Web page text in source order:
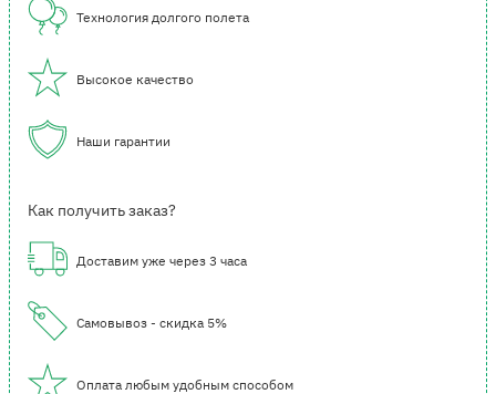
Технология долгого полета
Высокое качество
Наши гарантии
Как получить заказ?
Доставим уже через 3 часа
Самовывоз - скидка 5%
Оплата любым удобным способом